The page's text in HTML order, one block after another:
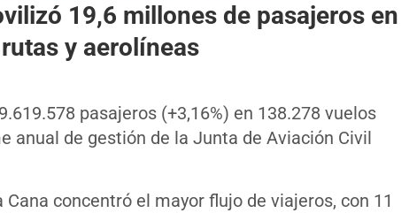
19,6 millones de pasajeros en
y aerolíneas
pasajeros (+3,16%) en 138.278 vuelos
anual de gestión de la Junta de Aviación Civil
concentró el mayor flujo de viajeros, con 11